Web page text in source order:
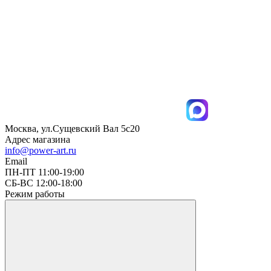
Москва, ул.Сущевский Вал 5с20
Адрес магазина
info@power-art.ru
Email
ПН-ПТ 11:00-19:00
СБ-ВС 12:00-18:00
Режим работы